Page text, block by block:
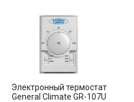
Электронный термостат
General Climate GR-107U